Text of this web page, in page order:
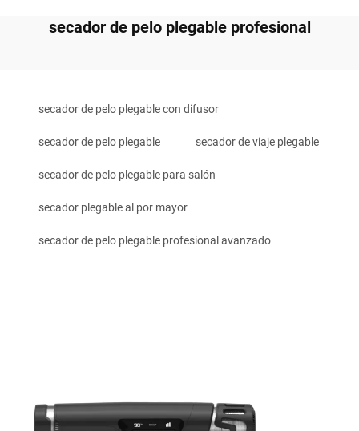
secador de pelo plegable profesional
secador de pelo plegable con difusor
secador de pelo plegable secador de viaje plegable
secador de pelo plegable para salón
secador plegable al por mayor
secador de pelo plegable profesional avanzado